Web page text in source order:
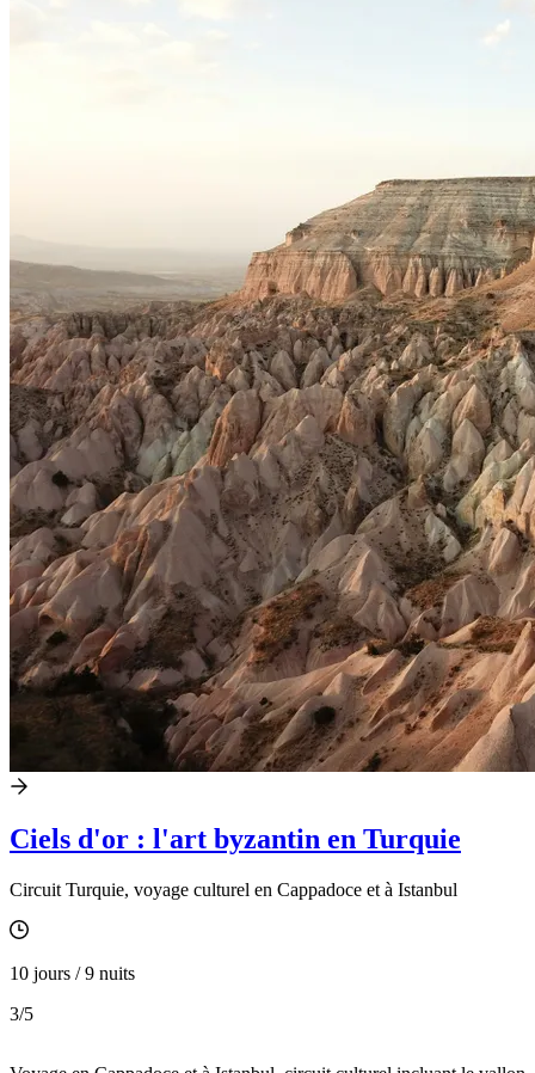
Ciels d'or : l'art byzantin en Turquie
Circuit Turquie, voyage culturel en Cappadoce et à Istanbul
10 jours / 9 nuits
3/5